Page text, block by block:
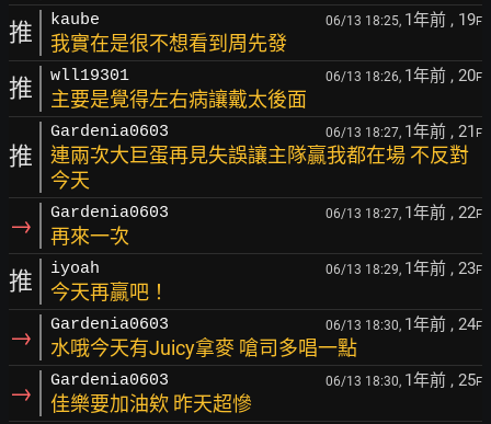
推 kaube 06/13 18:25, 1年前 , 19F
我實在是很不想看到周先發
推 wll19301 06/13 18:26, 1年前 , 20F
主要是覺得左右病讓戴太後面
推
Gardenia0603 06/13 18:27, 1年前 , 21 F
連兩次大巨蛋再見失誤讓主隊贏我都在場 不反對
今天
→ Gardenia0603 06/13 18:27, 1年前 , 22F
再來一次
推 iyoah 06/13 18:29, 1年前 , 23F
今天再贏吧！
→ Gardenia0603 06/13 18:30, 1年前 , 24F
水哦今天有Juicy拿麥 嗆司多唱一點
→ Gardenia0603 06/13 18:30, 1年前 , 25F
佳樂要加油欸 昨天超慘